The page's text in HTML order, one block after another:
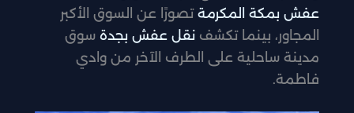
عفش بمكة المكرمةتصورًا عن السوق الأكبر
المجاور، بينما تكشفنقل عفش بجدةسوق
مدينة ساحلية على الطرف الآخر من وادي
فاطمة.